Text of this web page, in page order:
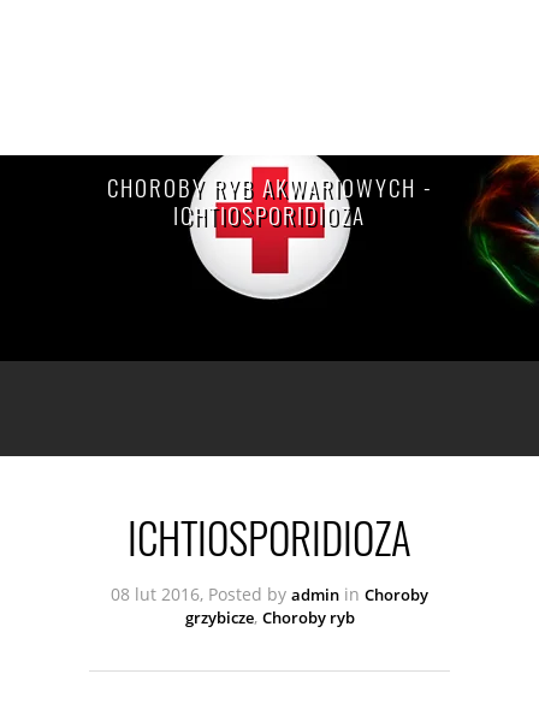
CHOROBY RYB AKWARIOWYCH -
ICHTIOSPORIDIOZA
ICHTIOSPORIDIOZA
08 lut 2016, Posted by admin in Choroby
grzybicze, Choroby ryb